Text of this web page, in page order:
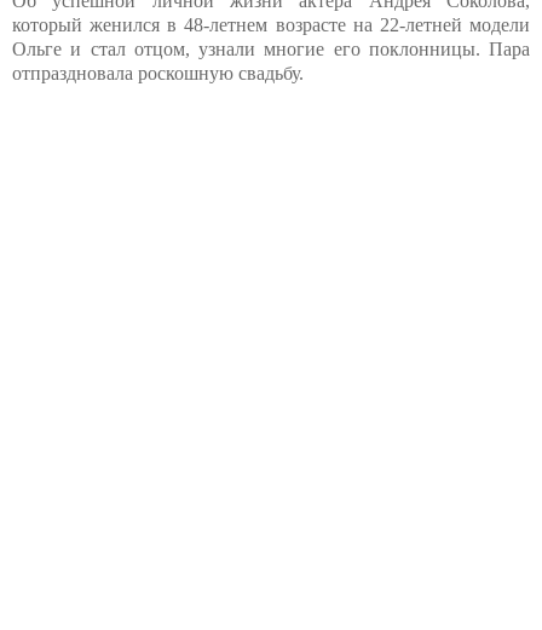
который женился в 48-летнем возрасте на 22-летней модели
Ольге и стал отцом, узнали многие его поклонницы. Пара
отпраздновала роскошную свадьбу.